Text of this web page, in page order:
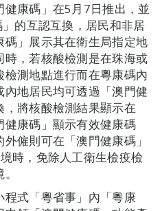
康碼」在5月7日推出，並
的互認互換，居民和非居
」展示其在衛生局指定地
，若核酸檢測是在珠海或
測地點進行而在粵康碼內
地居民均可透過「澳門健
將核酸檢測結果顯示在
健康碼」顯示有效健康碼
僱則可在「澳門健康碼」
時，免除人工衛生檢疫檢
程式「粵省事」內「粵康